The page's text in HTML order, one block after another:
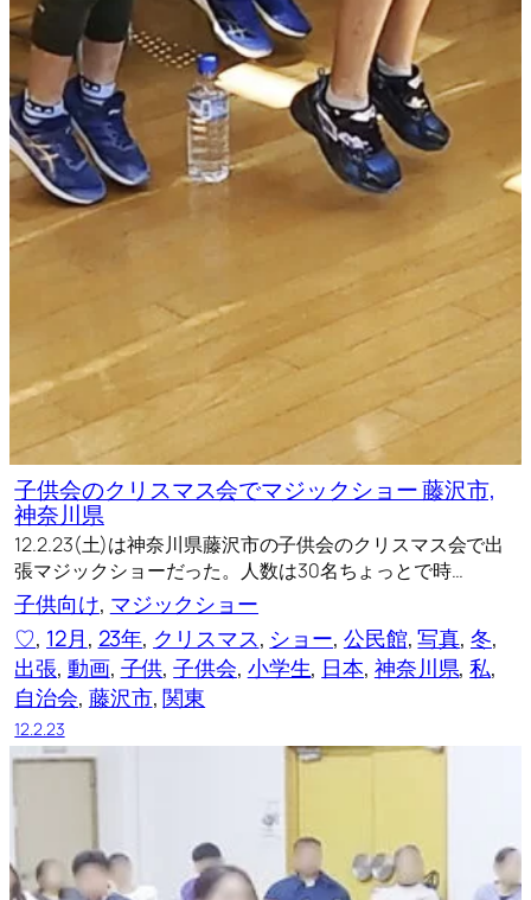
子供会のクリスマス会でマジックショー 藤沢市,
神奈川県
12.2.23(土)は神奈川県藤沢市の子供会のクリスマス会で出
張マジックショーだった。人数は30名ちょっとで時…
子供向け, マジックショー
♡, 12月, 23年, クリスマス, ショー, 公民館, 写真, 冬
出張, 動画, 子供, 子供会, 小学生, 日本, 神奈川県, 私
自治会, 藤沢市, 関東
12.2.23